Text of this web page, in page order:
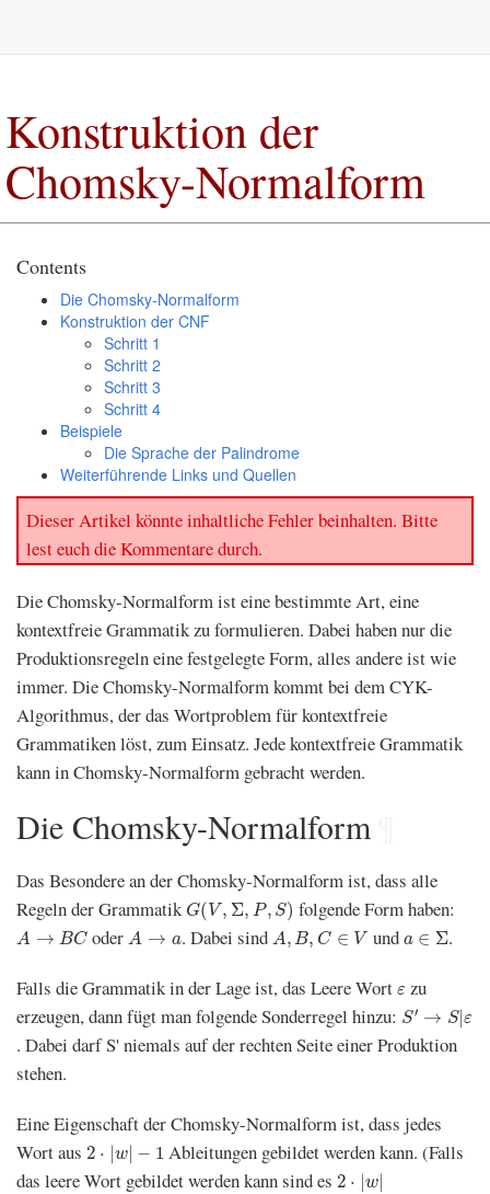
Konstruktion der
Chomsky-Normalform
Contents
Die Chomsky-Normalform
Konstruktion der CNF
Schritt 1
Schritt 2
Schritt 3
Schritt 4
Beispiele
Die Sprache der Palindrome
Weiterführende Links und Quellen
Dieser Artikel könnte inhaltliche Fehler beinhalten. Bitte
lest euch die Kommentare durch.
Die Chomsky-Normalform ist eine bestimmte Art, eine
kontextfreie Grammatik zu formulieren. Dabei haben nur die
Produktionsregeln eine festgelegte Form, alles andere ist wie
immer. Die Chomsky-Normalform kommt bei dem CYK-
Algorithmus, der das Wortproblem für kontextfreie
Grammatiken löst, zum Einsatz. Jede kontextfreie Grammatik
kann in Chomsky-Normalform gebracht werden.
Die Chomsky-Normalform
Das Besondere an der Chomsky-Normalform ist, dass alle
Regeln der Grammatik G( V , Σ, P, S)
G(V,Σ,P S) folgende Form haben:
A → BC
A B C oderA → a
A →a . Dabei sind A, B, C ∈ V
A B,C ∈ V und a ∈ Σ
a∈Σ .
Falls die Grammatik in der Lage ist, das Leere Wort ε
ε zu
erzeugen, dann fügt man folgende Sonderregel hinzu: S′ → S|ε
S′→ S ε
. Dabei darf S' niemals auf der rechten Seite einer Produktion
stehen.
Eine Eigenschaft der Chomsky-Normalform ist, dass jedes
Wort aus 2 ⋅ w| − 1
2 w|−
Ableitungen gebildet werden kann. (Falls
das leere Wort gebildet werden kann sind es 2 ⋅ w|
2 w|